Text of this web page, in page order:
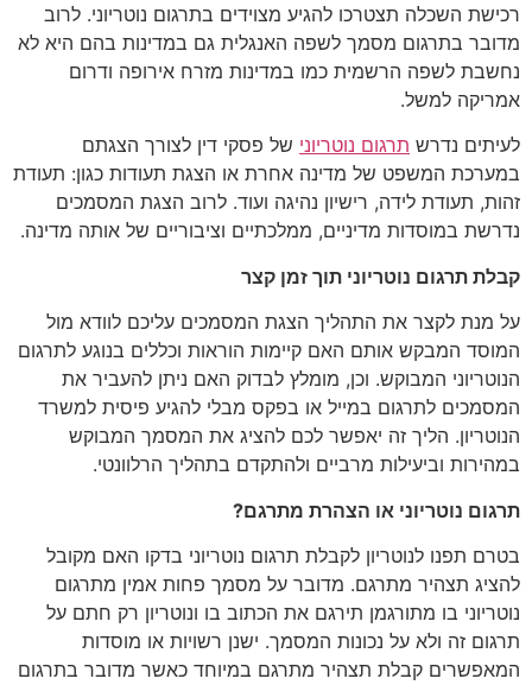
רכישת השכלה תצטרכו להגיע מצוידים בתרגום נוטריוני. לרוב
מדובר בתרגום מסמך לשפה האנגלית גם במדינות בהם היא לא
נחשבת לשפה הרשמית כמו במדינות מזרח אירופה ודרום
אמריקה למשל.
לעיתים נדרש תרגום נוטריוני של פסקי דין לצורך הצגתם
במערכת המשפט של מדינה אחרת או הצגת תעודות כגון: תעודת
זהות, תעודת לידה, רישיון נהיגה ועוד. לרוב הצגת המסמכים
נדרשת במוסדות מדיניים, ממלכתיים וציבוריים של אותה מדינה.
קבלת תרגום נוטריוני תוך זמן קצר
על מנת לקצר את התהליך הצגת המסמכים עליכם לוודא מול
המוסד המבקש אותם האם קיימות הוראות וכללים בנוגע לתרגום
הנוטריוני המבוקש. וכן, מומלץ לבדוק האם ניתן להעביר את
המסמכים לתרגום במייל או בפקס מבלי להגיע פיסית למשרד
הנוטריון. הליך זה יאפשר לכם להציג את המסמך המבוקש
במהירות וביעילות מרביים ולהתקדם בתהליך הרלוונטי.
תרגום נוטריוני או הצהרת מתרגם?
בטרם תפנו לנוטריון לקבלת תרגום נוטריוני בדקו האם מקובל
להציג תצהיר מתרגם. מדובר על מסמך פחות אמין מתרגום
נוטריוני בו מתורגמן תירגם את הכתוב בו ונוטריון רק חתם על
תרגום זה ולא על נכונות המסמך. ישנן רשויות או מוסדות
המאפשרים קבלת תצהיר מתרגם במיוחד כאשר מדובר בתרגום